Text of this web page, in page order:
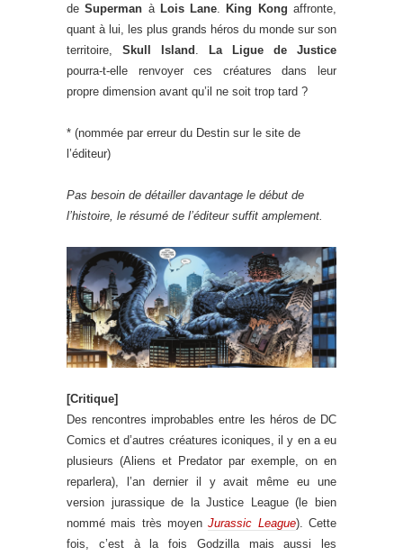
deSuperman à Lois Lane. King Kong affronte,
quant à lui, les plus grands héros du monde sur son
territoire, Skull Island .
La Ligue de Justice
pourra-t-elle renvoyer ces créatures dans leur
propre dimension avant qu’il ne soit trop tard ?
* (nommée par erreur du Destin sur le site de
l’éditeur)
Pas besoin de détailler davantage le début de
l’histoire, le résumé de l’éditeur suffit amplement.
[Critique]
Des rencontres improbables entre les héros de DC
Comics et d’autres créatures iconiques, il y en a eu
plusieurs (Aliens et Predator par exemple, on en
reparlera), l’an dernier il y avait même eu une
version jurassique de la Justice League (le bien
nommé mais très moyenJurassic League). Cette
fois, c’est à la fois Godzilla mais aussi les